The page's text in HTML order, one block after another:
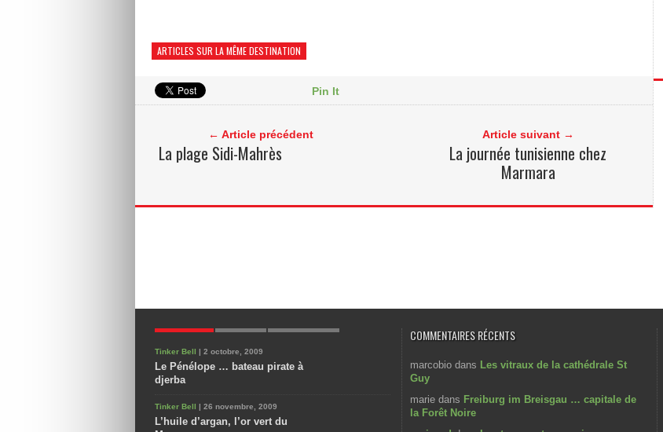
ARTICLES SUR LA MÊME DESTINATION
Pin It
← Article précédent
La plage Sidi-Mahrès
Article suivant →
La journée tunisienne chez
Marmara
Tinker Bell | 2 octobre, 2009
Le Pénélope … bateau pirate à
djerba
Tinker Bell | 26 novembre, 2009
L’huile d’argan, l’or vert du
COMMENTAIRES RÉCENTS
marcobio dans Les vitraux de la cathédrale St
Guy
marie dans Freiburg im Breisgau … capitale de
la Forêt Noire